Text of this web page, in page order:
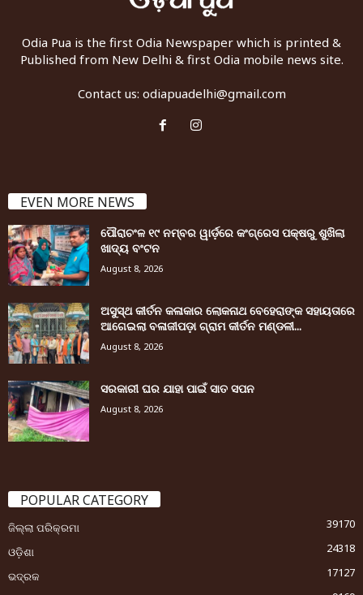
Odia Pua is the first Odia Newspaper which is printed &
Published from New Delhi & first Odia mobile news site.
Contact us: odiapuadelhi@gmail.com
EVEN MORE NEWS
ପୌରାଚଂଳ ୧୯ ନମ୍ବର ୱାର୍ଡ଼ରେ କଂଗ୍ରେସ ପକ୍ଷରୁ ଶୁଖିଲା
ଖାଦ୍ୟ ବଂଟନ
August 8, 2026
ଅସୁସ୍ଥ କୀର୍ତନ କଳାକାର ଲୋକନାଥ ବେହେରାଙ୍କ ସହାୟତାରେ
ଆଗେଇଲା ବଳାଜୀପଡ଼ା ଗ୍ରାମ କୀର୍ତନ ମଣ୍ଡଳୀ...
August 8, 2026
ସରକାରୀ ଘର ଯାହା ପାଇଁ ସାତ ସପନ
August 8, 2026
POPULAR CATEGORY
ଜିଲ୍ଲା ପରିକ୍ରମା
39170
ଓଡ଼ିଶା
24318
ଭଦ୍ରକ
17127